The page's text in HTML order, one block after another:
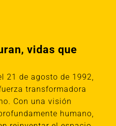
vidas que
21 de agosto de 1992,
transformadora
Con una visión
humano,